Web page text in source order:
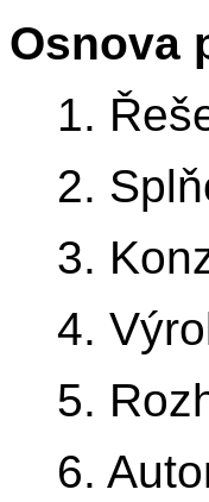
Osnova
1.
2.
3.
4.
5.
6.